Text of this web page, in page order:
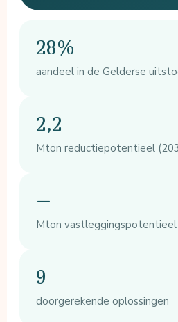
28%
aandeel in de Gelderse
2,2
Mton reductiepotentieel
–
Mton vastleggingspotentieel
9
doorgerekende oplossingen